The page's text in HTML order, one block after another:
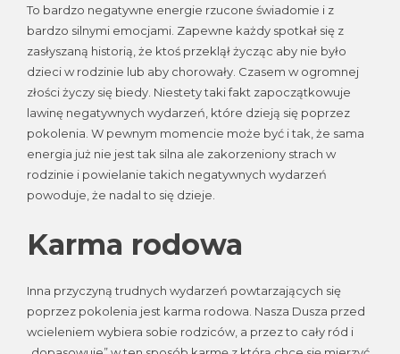
To bardzo negatywne energie rzucone świadomie i z
bardzo silnymi emocjami. Zapewne każdy spotkał się z
zasłyszaną historią, że ktoś przeklął życząc aby nie było
dzieci w rodzinie lub aby chorowały. Czasem w ogromnej
złości życzy się biedy. Niestety taki fakt zapoczątkowuje
lawinę negatywnych wydarzeń, które dzieją się poprzez
pokolenia. W pewnym momencie może być i tak, że sama
energia już nie jest tak silna ale zakorzeniony strach w
rodzinie i powielanie takich negatywnych wydarzeń
powoduje, że nadal to się dzieje.
Karma rodowa
Inna przyczyną trudnych wydarzeń powtarzających się
poprzez pokolenia jest karma rodowa. Nasza Dusza przed
wcieleniem wybiera sobie rodziców, a przez to cały ród i